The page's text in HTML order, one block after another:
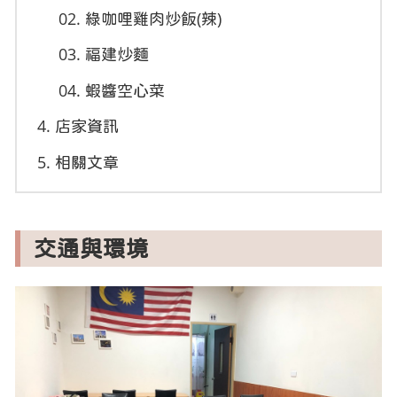
綠咖哩雞肉炒飯(辣)
福建炒麵
蝦醬空心菜
店家資訊
相關文章
交通與環境